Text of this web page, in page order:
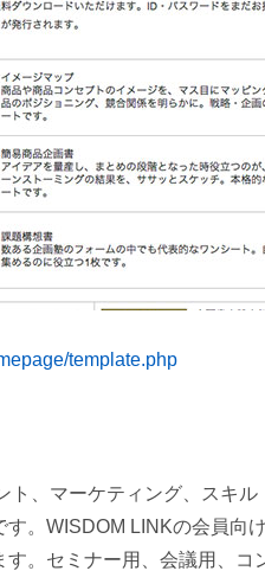
template.php
ト、マーケティング、スキ
。WISDOM LINKの会員向
。セミナー用、会議用、コ